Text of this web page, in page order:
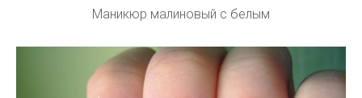
Маникюр малиновый с белым